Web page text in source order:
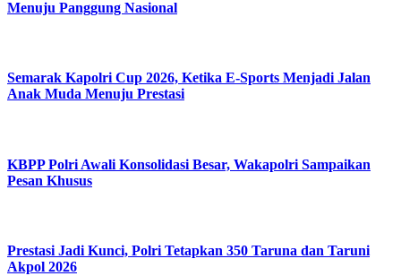
Menuju Panggung Nasional
Semarak Kapolri Cup 2026, Ketika E-Sports Menjadi Jalan
Anak Muda Menuju Prestasi
KBPP Polri Awali Konsolidasi Besar, Wakapolri Sampaikan
Pesan Khusus
Prestasi Jadi Kunci, Polri Tetapkan 350 Taruna dan Taruni
Akpol 2026